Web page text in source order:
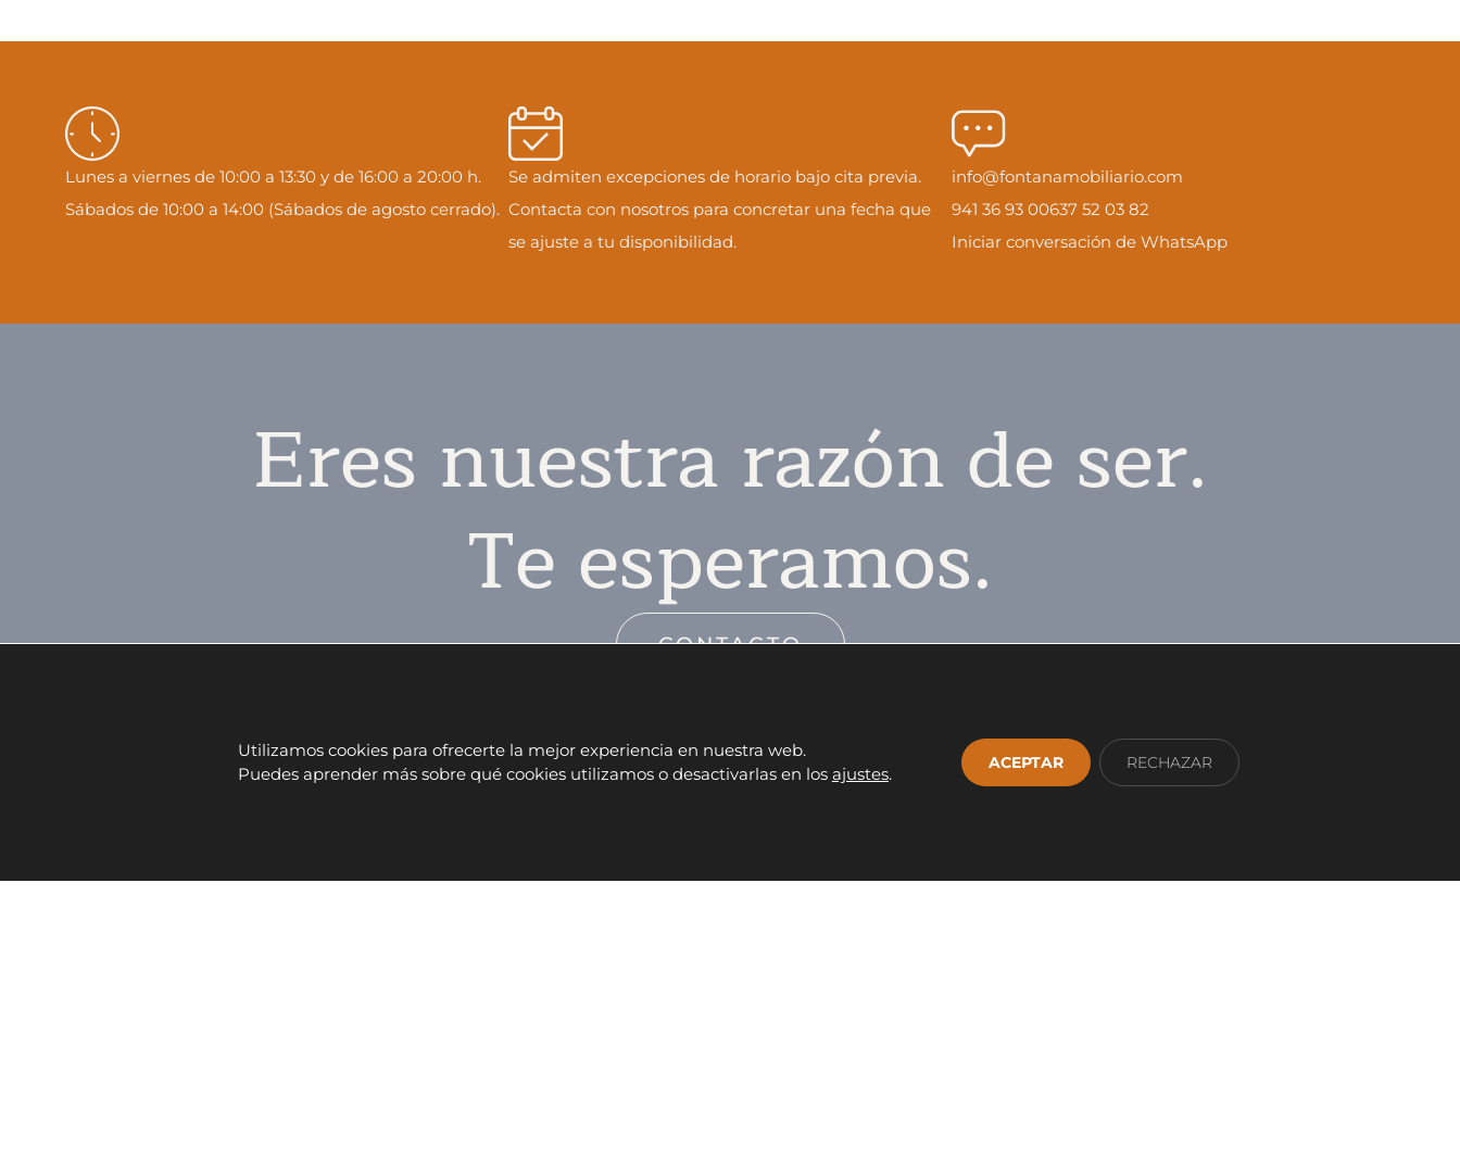
Lunes a viernes de 10:00 a 13:30 y de 16:00 a 20:00 h.
Sábados de 10:00 a 14:00 (Sábados de agosto cerrado).
Se admiten excepciones de horario bajo cita previa.
Contacta con nosotros para concretar una fecha que
se ajuste a tu disponibilidad.
info@fontanamobiliario.com
941 36 93 00637 52 03 82
Iniciar conversación de WhatsApp
Eres nuestra razón de ser.
Te esperamos.
CONTACTO
Utilizamos cookies para ofrecerte la mejor experiencia en nuestra web.
Puedes aprender más sobre qué cookies utilizamos o desactivarlas en los ajustes.
ACEPTAR RECHAZAR